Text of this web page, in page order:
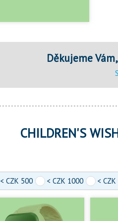
Děkujeme
CHILDREN'S
< CZK 500 < CZK 1000 <